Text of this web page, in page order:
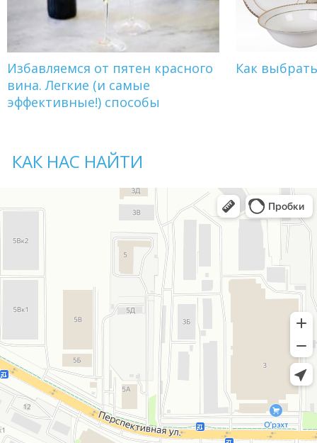
Избавляемся от пятен красного
вина. Легкие (и самые
эффективные!) способы
Как
КАК НАС НАЙТИ